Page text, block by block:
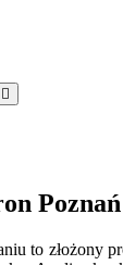
Poznań
to złożony